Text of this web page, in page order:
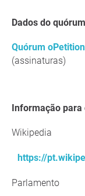
Dados do
Quórum oPetition
(assinaturas)
Informação
Wikipedia
https://
Parlamento